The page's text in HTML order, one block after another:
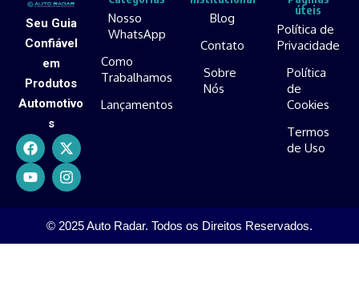
Seu Guia
Confiável
em
Produtos
Automotivo
s
Nosso
WhatsApp
Como
Trabalhamos
Lançamentos
Blog
Contato
Sobre
Nós
úteis
Política de
Privacidade
Política
de
Cookies
Termos
de Uso
© 2025 Auto Radar. Todos os Direitos Reservados.